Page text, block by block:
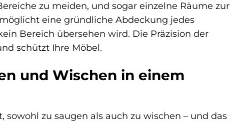
zu meiden, und sogar einzelne Räume zur
eine gründliche Abdeckung jedes
Bereich übersehen wird. Die Präzision der
schützt Ihre Möbel.
und Wischen in einem
zu saugen als auch zu wischen – und das